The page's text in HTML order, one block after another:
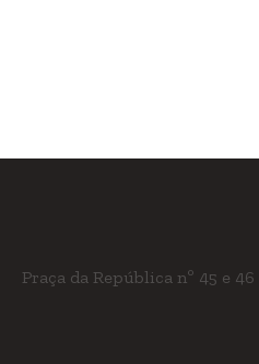
Praça da República nº 45 e 46